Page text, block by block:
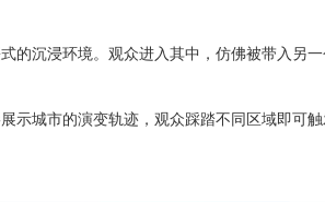
沉浸环境。观众进入其中，仿佛被带入另一
示城市的演变轨迹，观众踩踏不同区域即可